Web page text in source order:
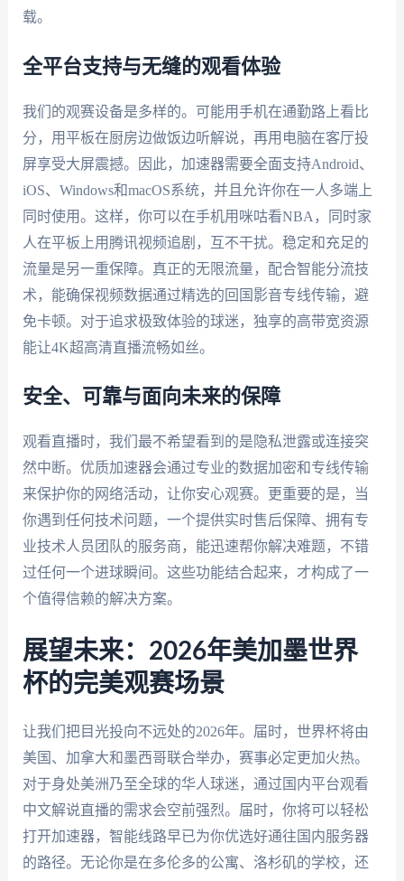
载。
全平台支持与无缝的观看体验
我们的观赛设备是多样的。可能用手机在通勤路上看比
分，用平板在厨房边做饭边听解说，再用电脑在客厅投
屏享受大屏震撼。因此，加速器需要全面支持Android、
iOS、Windows和macOS系统，并且允许你在一人多端上
同时使用。这样，你可以在手机用咪咕看NBA，同时家
人在平板上用腾讯视频追剧，互不干扰。稳定和充足的
流量是另一重保障。真正的无限流量，配合智能分流技
术，能确保视频数据通过精选的回国影音专线传输，避
免卡顿。对于追求极致体验的球迷，独享的高带宽资源
能让4K超高清直播流畅如丝。
安全、可靠与面向未来的保障
观看直播时，我们最不希望看到的是隐私泄露或连接突
然中断。优质加速器会通过专业的数据加密和专线传输
来保护你的网络活动，让你安心观赛。更重要的是，当
你遇到任何技术问题，一个提供实时售后保障、拥有专
业技术人员团队的服务商，能迅速帮你解决难题，不错
过任何一个进球瞬间。这些功能结合起来，才构成了一
个值得信赖的解决方案。
展望未来：2026年美加墨世界
杯的完美观赛场景
让我们把目光投向不远处的2026年。届时，世界杯将由
美国、加拿大和墨西哥联合举办，赛事必定更加火热。
对于身处美洲乃至全球的华人球迷，通过国内平台观看
中文解说直播的需求会空前强烈。届时，你将可以轻松
打开加速器，智能线路早已为你优选好通往国内服务器
的路径。无论你是在多伦多的公寓、洛杉矶的学校，还